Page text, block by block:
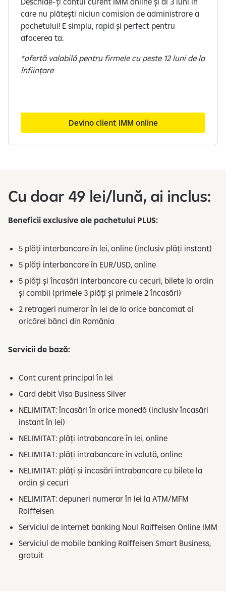
care nu plătești niciun comision de administrare a
pachetului! E simplu, rapid și perfect pentru
afacerea ta.
*ofertă valabilă pentru firmele cu peste 12 luni de la
înființare
Devino client IMM online
Cu doar 49 lei/lună, ai inclus:
Beneficii exclusive ale pachetului PLUS:
5 plăți interbancare în lei, online (inclusiv plăți instant)
5 plăți interbancare în EUR/USD, online
5 plăți și încasări interbancare cu cecuri, bilete la ordin
și cambii (primele 3 plăți și primele 2 încasări)
2 retrageri numerar în lei de la orice bancomat al
oricărei bănci din România
Servicii de bază:
Cont curent principal în lei
Card debit Visa Business Silver
NELIMITAT: încasări în orice monedă (inclusiv încasări
instant în lei)
NELIMITAT: plăți intrabancare în lei, online
NELIMITAT: plăți intrabancare în valută, online
NELIMITAT: plăți și încasări intrabancare cu bilete la
ordin și cecuri
NELIMITAT: depuneri numerar în lei la ATM/MFM
Raiffeisen
Serviciul de internet banking Noul Raiffeisen Online IMM
Serviciul de mobile banking Raiffeisen Smart Business,
gratuit